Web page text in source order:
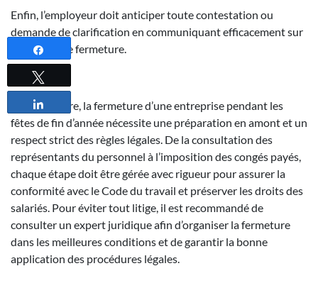
Enfin, l’employeur doit anticiper toute contestation ou
demande de clarification en communiquant efficacement sur
la période de fermeture.
Pour conclure, la fermeture d’une entreprise pendant les
fêtes de fin d’année nécessite une préparation en amont et un
respect strict des règles légales. De la consultation des
représentants du personnel à l’imposition des congés payés,
chaque étape doit être gérée avec rigueur pour assurer la
conformité avec le Code du travail et préserver les droits des
salariés. Pour éviter tout litige, il est recommandé de
consulter un expert juridique afin d’organiser la fermeture
dans les meilleures conditions et de garantir la bonne
application des procédures légales.
Partagez
Partagez